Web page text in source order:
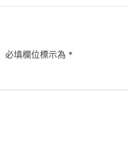
必填欄位標示為 *